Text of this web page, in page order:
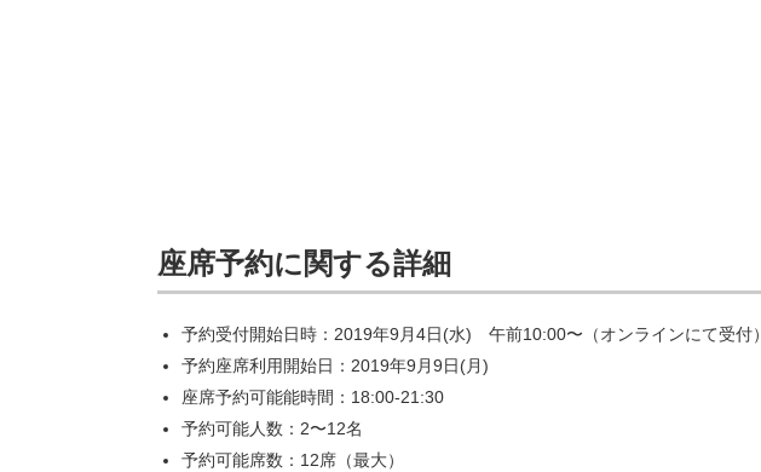
座席予約に関する詳細
予約受付開始日時：2019年9月4日(水) 午前10:00〜（オンラインにて受付）
予約座席利用開始日：2019年9月9日(月)
座席予約可能能時間：18:00-21:30
予約可能人数：2〜12名
予約可能席数：12席（最大）